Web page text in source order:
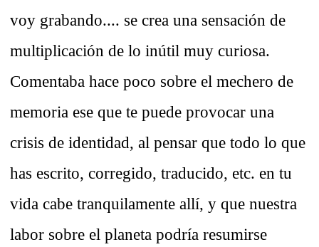
voy grabando.... se crea una sensación de
multiplicación de lo inútil muy curiosa.
Comentaba hace poco sobre el mechero de
memoria ese que te puede provocar una
crisis de identidad, al pensar que todo lo que
has escrito, corregido, traducido, etc. en tu
vida cabe tranquilamente allí, y que nuestra
labor sobre el planeta podría resumirse